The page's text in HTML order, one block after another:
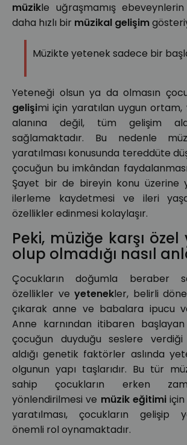
müzikle uğraşmamış ebeveynlerin
daha hızlı bir müzikal gelişim
Müzikte yetenek sadece bir
Yeteneği olsun ya da olmasın
gelişimi için yaratılan uygun ortam,
alanına değil, tüm gelişim
sağlamaktadır. Bu nedenle
yaratılması konusunda tereddüte
çocuğun bu imkândan
Şayet bir de bireyin konu üzerine
ilerleme kaydetmesi ve ileri
özellikler edinmesi kolaylaşır.
Peki, müziğe karşı
olup olmadığı nasıl
Çocukların doğumla beraber
özellikler veyetenekler, belirli
çıkarak anne ve babalara ipucu
Anne karnından itibaren
çocuğun duyduğu seslere
aldığı genetik faktörler aslında
olgunun yapı taşlarıdır. Bu tür
sahip çocukların erken
yönlendirilmesi ve müzik eğitimi
yaratılması, çocukların gelişip
önemli rol oynamaktadır.